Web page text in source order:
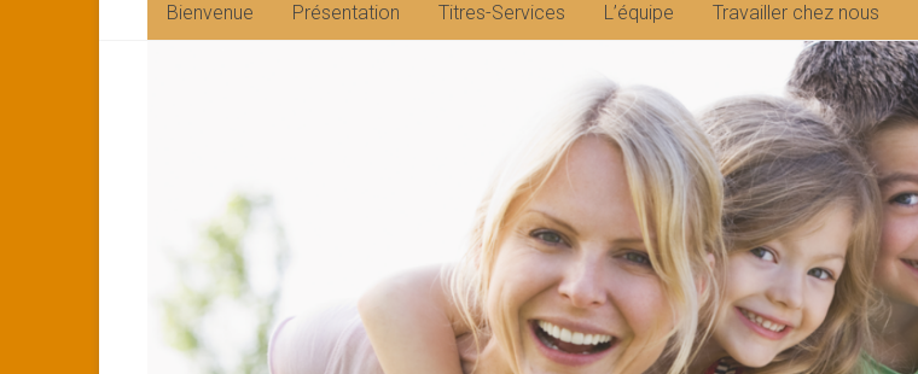
Bienvenue Présentation Titres-Services L’équipe Travailler chez nous